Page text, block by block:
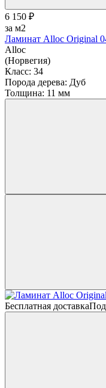
6 150 ₽
за м2
Ламинат Alloc Original
Alloc
(Норвегия)
Класс: 34
Порода дерева: Дуб
Толщина: 11 мм
Бесплатная доставка